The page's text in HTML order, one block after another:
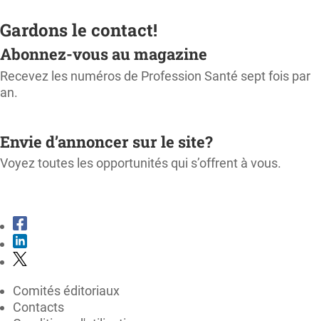
Gardons le contact!
Abonnez-vous au magazine
Recevez les numéros de Profession Santé sept fois par
an.
Envie d’annoncer sur le site?
Voyez toutes les opportunités qui s’offrent à vous.
Comités éditoriaux
Contacts